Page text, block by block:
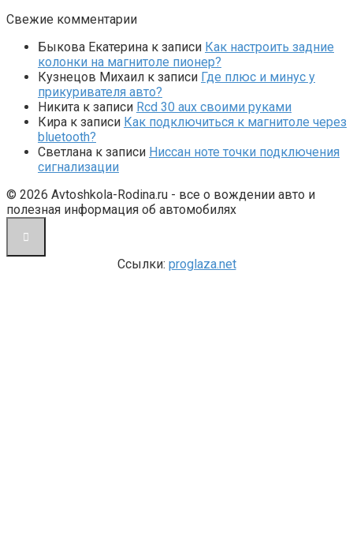
Свежие комментарии
Быкова Екатерина к записи Как настроить задние
колонки на магнитоле пионер?
Кузнецов Михаил к записи Где плюс и минус у
прикуривателя авто?
Никита к записи Rcd 30 aux своими руками
Кира к записи Как подключиться к магнитоле через
bluetooth?
Светлана к записи Ниссан ноте точки подключения
сигнализации
© 2026 Avtoshkola-Rodina.ru - все о вождении авто и
полезная информация об автомобилях
Ссылки: proglaza.net